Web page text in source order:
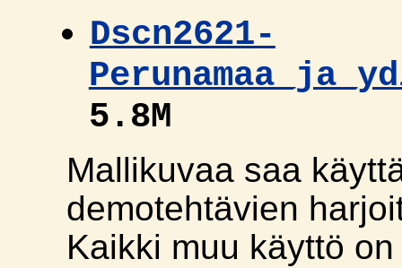
Dscn2621-
5.8M
Mallikuvaa saa
demotehtävien
Kaikki muu käyttö